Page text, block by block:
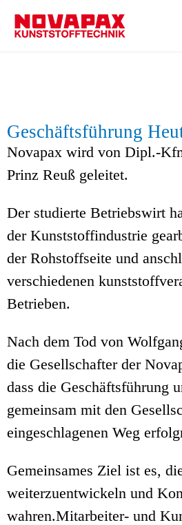
Geschäftsführung
Novapax wird von Dipl.-
Prinz Reuß geleitet.
Der studierte Betriebswirt
der Kunststoffindustrie
der Rohstoffseite und
verschiedenen
Betrieben.
Nach dem Tod von
die Gesellschafter der
dass die Geschäftsführung
gemeinsam mit den
eingeschlagenen Weg
Gemeinsames Ziel ist es,
weiterzuentwickeln und
wahren.Mitarbeiter- und